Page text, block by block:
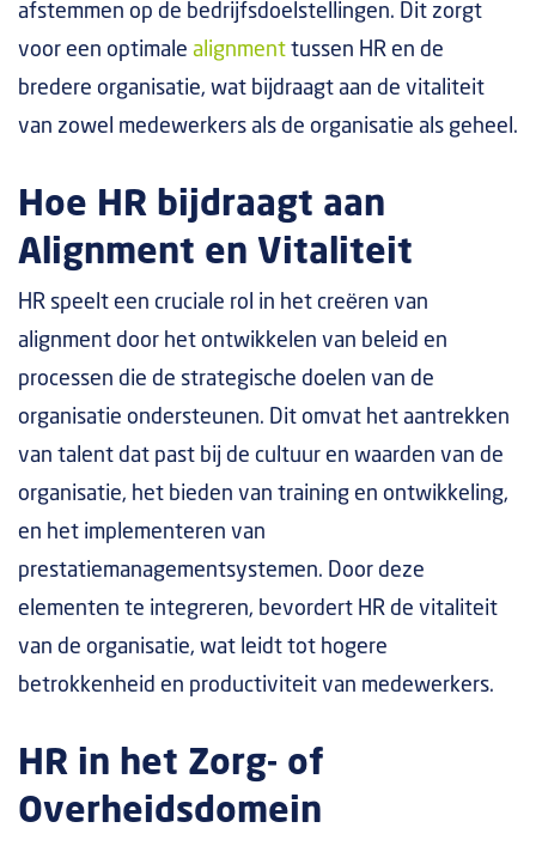
afstemmen op de bedrijfsdoelstellingen. Dit zorgt
voor een optimale alignment tussen HR en de
bredere organisatie, wat bijdraagt aan de vitaliteit
van zowel medewerkers als de organisatie als geheel.
Hoe HR bijdraagt aan
Alignment en Vitaliteit
HR speelt een cruciale rol in het creëren van
alignment door het ontwikkelen van beleid en
processen die de strategische doelen van de
organisatie ondersteunen. Dit omvat het aantrekken
van talent dat past bij de cultuur en waarden van de
organisatie, het bieden van training en ontwikkeling,
en het implementeren van
prestatiemanagementsystemen. Door deze
elementen te integreren, bevordert HR de vitaliteit
van de organisatie, wat leidt tot hogere
betrokkenheid en productiviteit van medewerkers.
HR in het Zorg- of
Overheidsdomein